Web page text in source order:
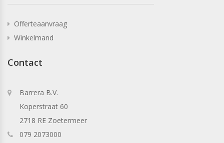
Offerteaanvraag
Winkelmand
Contact
Barrera B.V.
Koperstraat 60
2718 RE Zoetermeer
079 2073000